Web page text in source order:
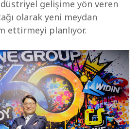
gelişime yön veren
olarak yeni meydan
ettirmeyi planlıyor.